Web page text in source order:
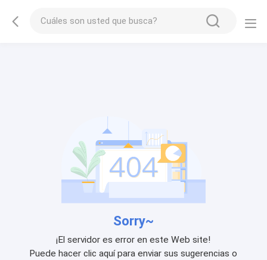
Sorry~
¡El servidor es error en este Web site!
Puede hacer clic aquí para enviar sus sugerencias o